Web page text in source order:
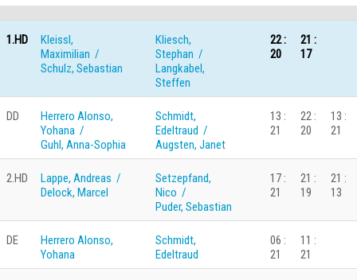
1.HD
Kleissl,
Maximilian /
Schulz, Sebastian
Kliesch,
Stephan /
Langkabel,
Steffen
22 :
20
21 :
17
DD
Herrero Alonso,
Yohana /
Guhl, Anna-Sophia
Schmidt,
Edeltraud /
Augsten, Janet
13 :
21
22 :
20
13 :
21
2.HD
Lappe, Andreas /
Delock, Marcel
Setzepfand,
Nico /
Puder, Sebastian
17 :
21
21 :
19
21 :
13
DE
Herrero Alonso,
Yohana
Schmidt,
Edeltraud
06 :
21
11 :
21